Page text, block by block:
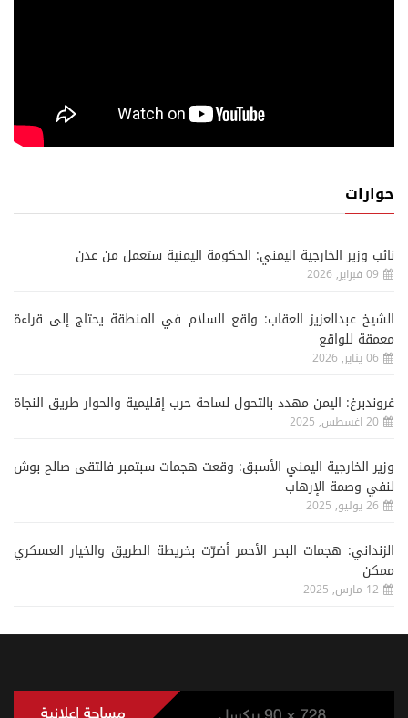
حوارات
نائب وزير الخارجية اليمني: الحكومة اليمنية ستعمل من عدن
09 فبراير, 2026
الشيخ عبدالعزيز العقاب: واقع السلام في المنطقة يحتاج إلى قراءة
معمقة للواقع
06 يناير, 2026
غروندبرغ: اليمن مهدد بالتحول لساحة حرب إقليمية والحوار طريق النجاة
20 اغسطس, 2025
وزير الخارجية اليمني الأسبق: وقعت هجمات سبتمبر فالتقى صالح بوش
لنفي وصمة الإرهاب
26 يوليو, 2025
الزنداني: هجمات البحر الأحمر أضرّت بخريطة الطريق والخيار العسكري
ممكن
12 مارس, 2025